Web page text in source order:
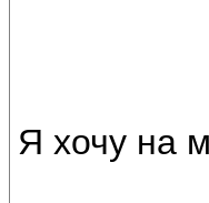
Я хочу на